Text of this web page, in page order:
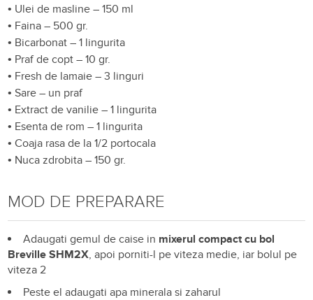
• Ulei de masline – 150 ml
• Faina – 500 gr.
• Bicarbonat – 1 lingurita
• Praf de copt – 10 gr.
• Fresh de lamaie – 3 linguri
•Sare – un praf
• Extract de vanilie – 1 lingurita
• Esenta de rom – 1 lingurita
•Coaja rasa de la 1/2 portocala
• Nuca zdrobita – 150 gr.
MOD DE PREPARARE
Adaugati gemul de caise in mixerul compact cu bol
Breville SHM2X, apoi porniti-l pe viteza medie, iar bolul pe
viteza 2
Peste el adaugati apa minerala si zaharul